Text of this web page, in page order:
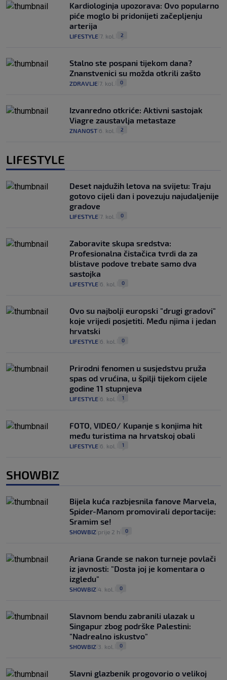
Kardiologinja upozorava: Ovo popularno
piće moglo bi pridonijeti začepljenju
arterija
LIFESTYLE 7. kol. 2
Stalno ste pospani tijekom dana?
Znanstvenici su možda otkrili zašto
ZDRAVLJE 7. kol. 0
Izvanredno otkriće: Aktivni sastojak
Viagre zaustavlja metastaze
ZNANOST 6. kol. 2
LIFESTYLE
Deset najdužih letova na svijetu: Traju
gotovo cijeli dan i povezuju najudaljenije
gradove
LIFESTYLE 7. kol. 0
Zaboravite skupa sredstva:
Profesionalna čistačica tvrdi da za
blistave podove trebate samo dva
sastojka
LIFESTYLE 6. kol. 0
Ovo su najbolji europski "drugi gradovi"
koje vrijedi posjetiti. Među njima i jedan
hrvatski
LIFESTYLE 6. kol. 0
Prirodni fenomen u susjedstvu pruža
spas od vrućina, u špilji tijekom cijele
godine 11 stupnjeva
LIFESTYLE 6. kol. 1
FOTO, VIDEO/ Kupanje s konjima hit
među turistima na hrvatskoj obali
LIFESTYLE 6. kol. 1
SHOWBIZ
Bijela kuća razbjesnila fanove Marvela,
Spider-Manom promovirali deportacije:
Sramim se!
SHOWBIZ prije 2 h 0
Ariana Grande se nakon turneje povlači
iz javnosti: "Dosta joj je komentara o
izgledu"
SHOWBIZ 4. kol. 0
Slavnom bendu zabranili ulazak u
Singapur zbog podrške Palestini:
"Nadrealno iskustvo"
SHOWBIZ 3. kol. 0
Slavni glazbenik progovorio o velikoj